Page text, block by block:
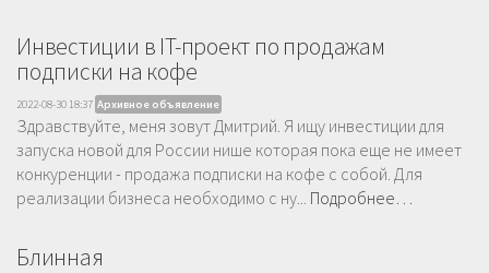
Инвестиции в IT-проект по продажам
подписки на кофе
2022-08-30 18:37 Архивное объявление
Здравствуйте, меня зовут Дмитрий. Я ищу инвестиции для
запуска новой для России нише которая пока еще не имеет
конкуренции - продажа подписки на кофе с собой. Для
реализации бизнеса необходимо с ну... Подробнее…
Блинная